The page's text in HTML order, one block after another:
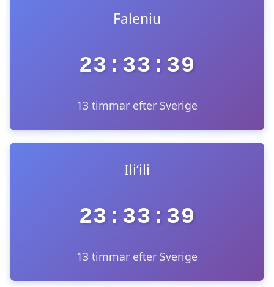
Faleniu
23:33:39
13 timmar efter Sverige
Ili‘ili
23:33:39
13 timmar efter Sverige